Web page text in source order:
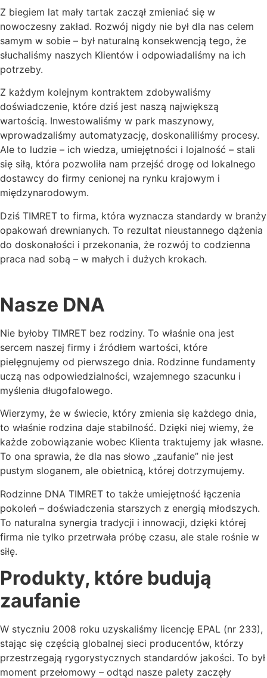
Z biegiem lat mały tartak zaczął zmieniać się w
nowoczesny zakład. Rozwój nigdy nie był dla nas celem
samym w sobie – był naturalną konsekwencją tego, że
słuchaliśmy naszych Klientów i odpowiadaliśmy na ich
potrzeby.
Z każdym kolejnym kontraktem zdobywaliśmy
doświadczenie, które dziś jest naszą największą
wartością. Inwestowaliśmy w park maszynowy,
wprowadzaliśmy automatyzację, doskonaliliśmy procesy.
Ale to ludzie – ich wiedza, umiejętności i lojalność – stali
się siłą, która pozwoliła nam przejść drogę od lokalnego
dostawcy do firmy cenionej na rynku krajowym i
międzynarodowym.
Dziś TIMRET to firma, która wyznacza standardy w branży
opakowań drewnianych. To rezultat nieustannego dążenia
do doskonałości i przekonania, że rozwój to codzienna
praca nad sobą – w małych i dużych krokach.
Nasze DNA
Nie byłoby TIMRET bez rodziny. To właśnie ona jest
sercem naszej firmy i źródłem wartości, które
pielęgnujemy od pierwszego dnia. Rodzinne fundamenty
uczą nas odpowiedzialności, wzajemnego szacunku i
myślenia długofalowego.
Wierzymy, że w świecie, który zmienia się każdego dnia,
to właśnie rodzina daje stabilność. Dzięki niej wiemy, że
każde zobowiązanie wobec Klienta traktujemy jak własne.
To ona sprawia, że dla nas słowo „zaufanie” nie jest
pustym sloganem, ale obietnicą, której dotrzymujemy.
Rodzinne DNA TIMRET to także umiejętność łączenia
pokoleń – doświadczenia starszych z energią młodszych.
To naturalna synergia tradycji i innowacji, dzięki której
firma nie tylko przetrwała próbę czasu, ale stale rośnie w
siłę.
Produkty, które budują
zaufanie
W styczniu 2008 roku uzyskaliśmy licencję EPAL (nr 233),
stając się częścią globalnej sieci producentów, którzy
przestrzegają rygorystycznych standardów jakości. To był
moment przełomowy – odtąd nasze palety zaczęły